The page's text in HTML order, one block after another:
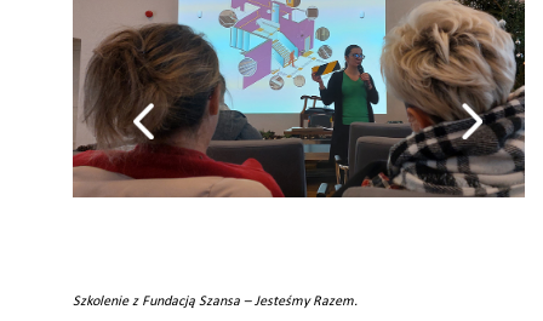
Szkolenie z Fundacją Szansa – Jesteśmy Razem.